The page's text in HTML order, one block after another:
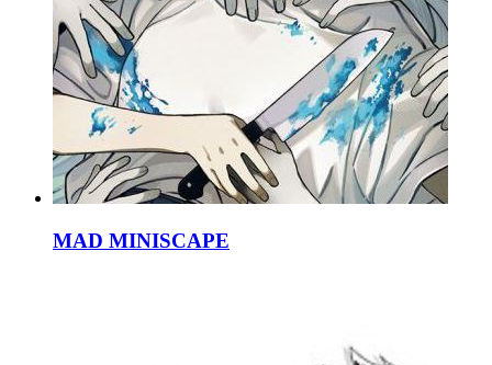
MAD MINISCAPE